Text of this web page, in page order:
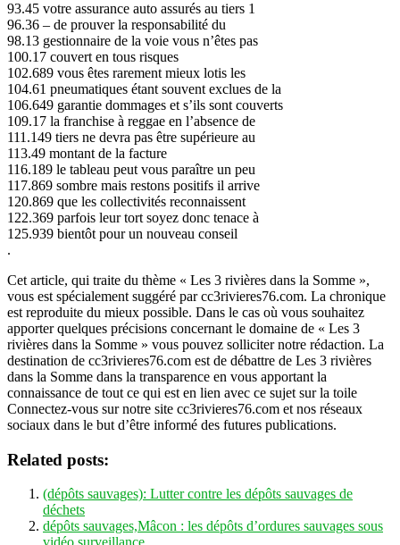
93.45 votre assurance auto assurés au tiers 1
96.36 – de prouver la responsabilité du
98.13 gestionnaire de la voie vous n’êtes pas
100.17 couvert en tous risques
102.689 vous êtes rarement mieux lotis les
104.61 pneumatiques étant souvent exclues de la
106.649 garantie dommages et s’ils sont couverts
109.17 la franchise à reggae en l’absence de
111.149 tiers ne devra pas être supérieure au
113.49 montant de la facture
116.189 le tableau peut vous paraître un peu
117.869 sombre mais restons positifs il arrive
120.869 que les collectivités reconnaissent
122.369 parfois leur tort soyez donc tenace à
125.939 bientôt pour un nouveau conseil
.
Cet article, qui traite du thème « Les 3 rivières dans la Somme »,
vous est spécialement suggéré par cc3rivieres76.com. La chronique
est reproduite du mieux possible. Dans le cas où vous souhaitez
apporter quelques précisions concernant le domaine de « Les 3
rivières dans la Somme » vous pouvez solliciter notre rédaction. La
destination de cc3rivieres76.com est de débattre de Les 3 rivières
dans la Somme dans la transparence en vous apportant la
connaissance de tout ce qui est en lien avec ce sujet sur la toile
Connectez-vous sur notre site cc3rivieres76.com et nos réseaux
sociaux dans le but d’être informé des futures publications.
Related posts:
(dépôts sauvages): Lutter contre les dépôts sauvages de
déchets
dépôts sauvages,Mâcon : les dépôts d’ordures sauvages sous